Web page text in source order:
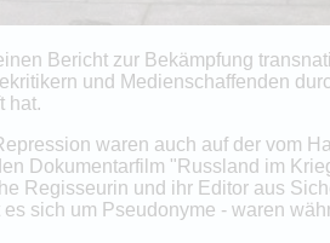
Bericht zur Bekämpfung
und Medienschaffenden
hat.
waren auch auf der vom
Dokumentarfilm "Russland im
Regisseurin und ihr Editor aus
sich um Pseudonyme - waren